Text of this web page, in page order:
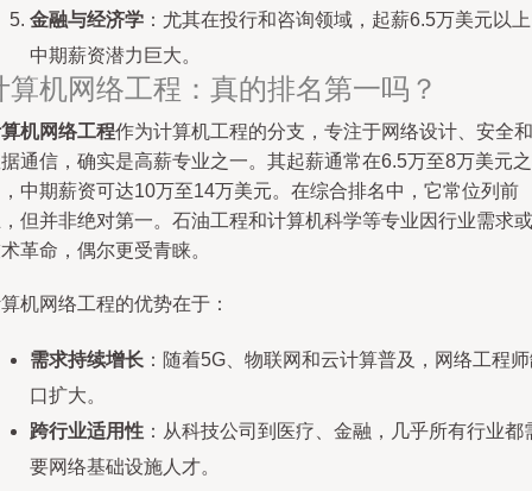
金融与经济学 ：尤其在投行和咨询领域，起薪6.5万美元以
中期薪资潜力巨大。
算机网络工程：真的排名第一吗？
机网络工程作为计算机工程的分支，专注于网络设计、安全和
通信，确实是高薪专业之一。其起薪通常在6.5万至8万美元之
中期薪资可达10万至14万美元。在综合排名中，它常位列前
但并非绝对第一。石油工程和计算机科学等专业因行业需求或
革命，偶尔更受青睐。
机网络工程的优势在于：
需求持续增长 ：随着5G、物联网和云计算普及，网络工程
口扩大。
跨行业适用性 ：从科技公司到医疗、金融，几乎所有行业都
要网络基础设施人才。